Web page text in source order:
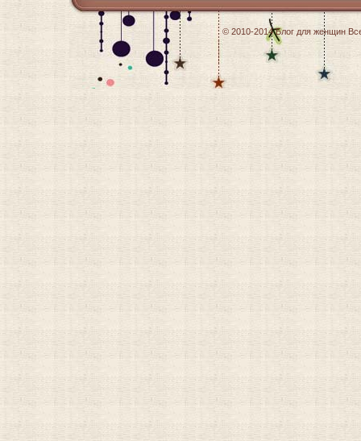
© 2010-2014Блог для женщин